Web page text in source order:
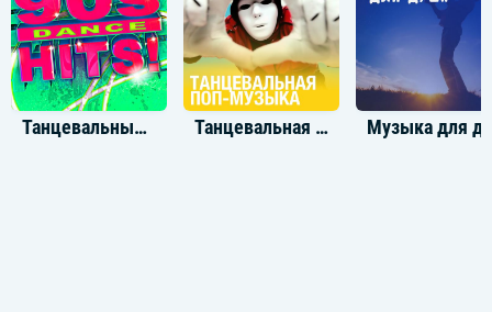
Танцевальные хиты 90-х Танцевальная поп-музыка